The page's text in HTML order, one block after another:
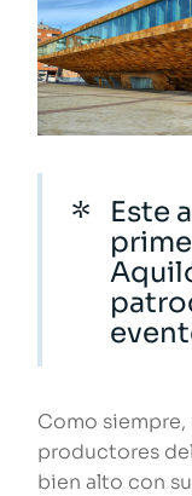
Este
Como
productores
bien alto con